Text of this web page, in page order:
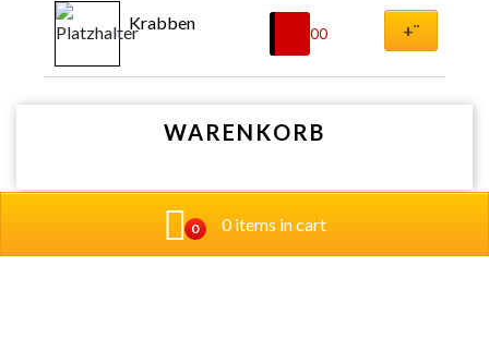
0 0 items in cart
Krabben
9,00 +¨
WARENKORB